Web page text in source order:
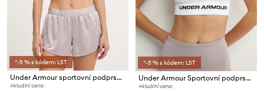
*-5 % s kódem: LST
Under Armour sportovní podprsenka Vanish Seamless
Aktuální cena:
*-5 % s kódem: LST
Under Armour Sportovní podprsenka Vanish Seamless
Aktuální cena: